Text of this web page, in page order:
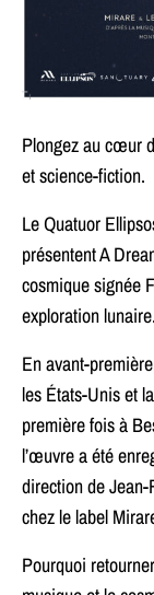
Plongez au cœur
et science-fiction.
Le Quatuor
présentent A
cosmique signée
exploration lunaire.
En avant-
les États-Unis et
première fois à
l’œuvre a été
direction de
chez le label
Pourquoi